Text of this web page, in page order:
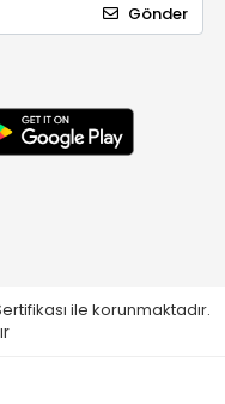
Gönder
ile korunmaktadır.